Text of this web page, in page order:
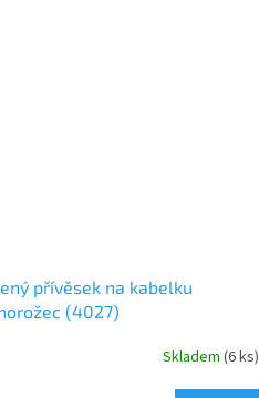
přívěsek na kabelku
(4027)
Skladem (6 ks)